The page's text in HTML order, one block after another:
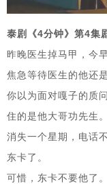
泰剧《4分钟》第4集
昨晚医生掉马甲，今
焦急等待医生的他还
你以为面对嘎子的质
住的是他大哥功先生。
消失一个星期，电话
东卡了。
可惜，东卡不要他了。